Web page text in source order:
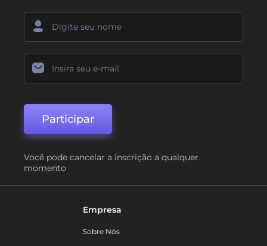
Participar
Você pode cancelar a inscrição a qualquer
momento
Empresa
Sobre Nós